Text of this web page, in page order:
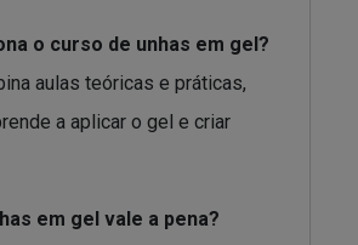
o curso de unhas em gel?
aulas teóricas e práticas,
a aplicar o gel e criar
em gel vale a pena?